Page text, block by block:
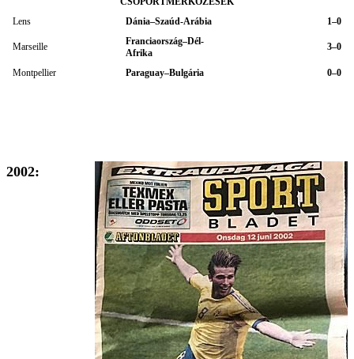
Lens
Dánia–Szaúd-Arábia 1–0
Marseille
Franciaország–Dél-
Afrika
3–0
Montpellier Paraguay–Bulgária 0–0
2002: